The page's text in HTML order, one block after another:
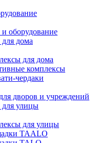
оборудование
дома
для дома
комплексы
чердаки
дворов и учреждений
для улицы
для улицы
TAALO